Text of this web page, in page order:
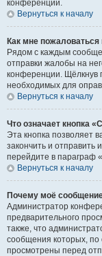
конференции.
Вернуться к началу
Как мне
Рядом с каждым
отправки жалобы на
конференции. Щёлкнув
необходимых для
Вернуться к началу
Что означает кнопка
Эта кнопка позволяет
закончить и отправить
перейдите в параграф
Вернуться к началу
Почему моё
Администратор
предварительного
также, что
сообщения которых,
просмотрены перед